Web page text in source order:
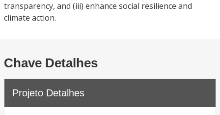
transparency, and (iii) enhance social resilience and
climate action.
Chave Detalhes
Projeto Detalhes